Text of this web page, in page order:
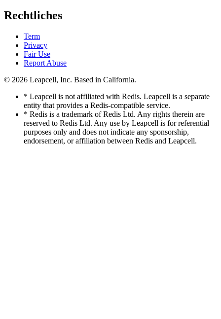
Rechtliches
Term
Privacy
Fair Use
Report Abuse
© 2026 Leapcell, Inc. Based in California.
* Leapcell is not affiliated with Redis. Leapcell is a separate
entity that provides a Redis-compatible service.
* Redis is a trademark of Redis Ltd. Any rights therein are
reserved to Redis Ltd. Any use by Leapcell is for referential
purposes only and does not indicate any sponsorship,
endorsement, or affiliation between Redis and Leapcell.